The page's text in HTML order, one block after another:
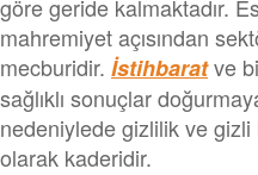
göre geride kalmaktadır.
mahremiyet açısından
mecburidir. İstihbaratve
sağlıklı sonuçlar
nedeniylede gizlilik ve
olarak kaderidir.